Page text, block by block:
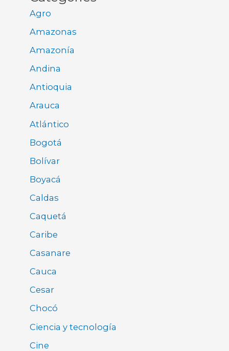
Agro
Amazonas
Amazonía
Andina
Antioquia
Arauca
Atlántico
Bogotá
Bolívar
Boyacá
Caldas
Caquetá
Caribe
Casanare
Cauca
Cesar
Chocó
Ciencia y tecnología
Cine